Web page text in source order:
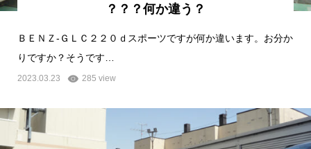
？？？何か違う？
ＢＥＮＺ-ＧＬＣ２２０ｄスポーツですが何か違います。お分か
りですか？そうです…
2023.03.23 285 view